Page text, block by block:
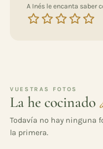
A Inés le encanta saber
VUESTRAS FOTOS
La he cocinado
Todavía no hay ninguna
la primera.